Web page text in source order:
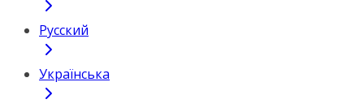
Русский
Українська